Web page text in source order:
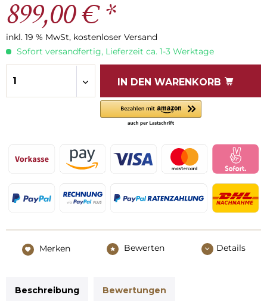
899,00 € *
inkl. 19 % MwSt, kostenloser Versand
Sofort versandfertig, Lieferzeit ca. 1-3 Werktage
IN DEN WARENKORB
Merken Bewerten Details
Beschreibung Bewertungen